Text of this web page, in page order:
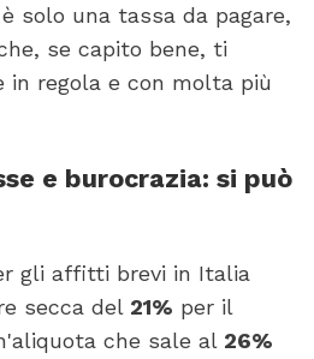
solo una tassa da pagare,
se capito bene, ti
in regola e con molta più
e burocrazia: si può
gli affitti brevi in Italia
secca del 21% per il
che sale al 26%